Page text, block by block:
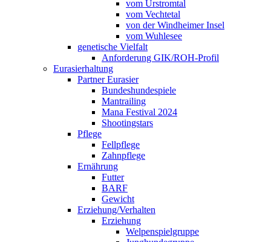
vom Urstromtal
vom Vechtetal
von der Windheimer Insel
vom Wuhlesee
genetische Vielfalt
Anforderung GIK/ROH-Profil
Eurasierhaltung
Partner Eurasier
Bundeshundespiele
Mantrailing
Mana Festival 2024
Shootingstars
Pflege
Fellpflege
Zahnpflege
Ernährung
Futter
BARF
Gewicht
Erziehung/Verhalten
Erziehung
Welpenspielgruppe